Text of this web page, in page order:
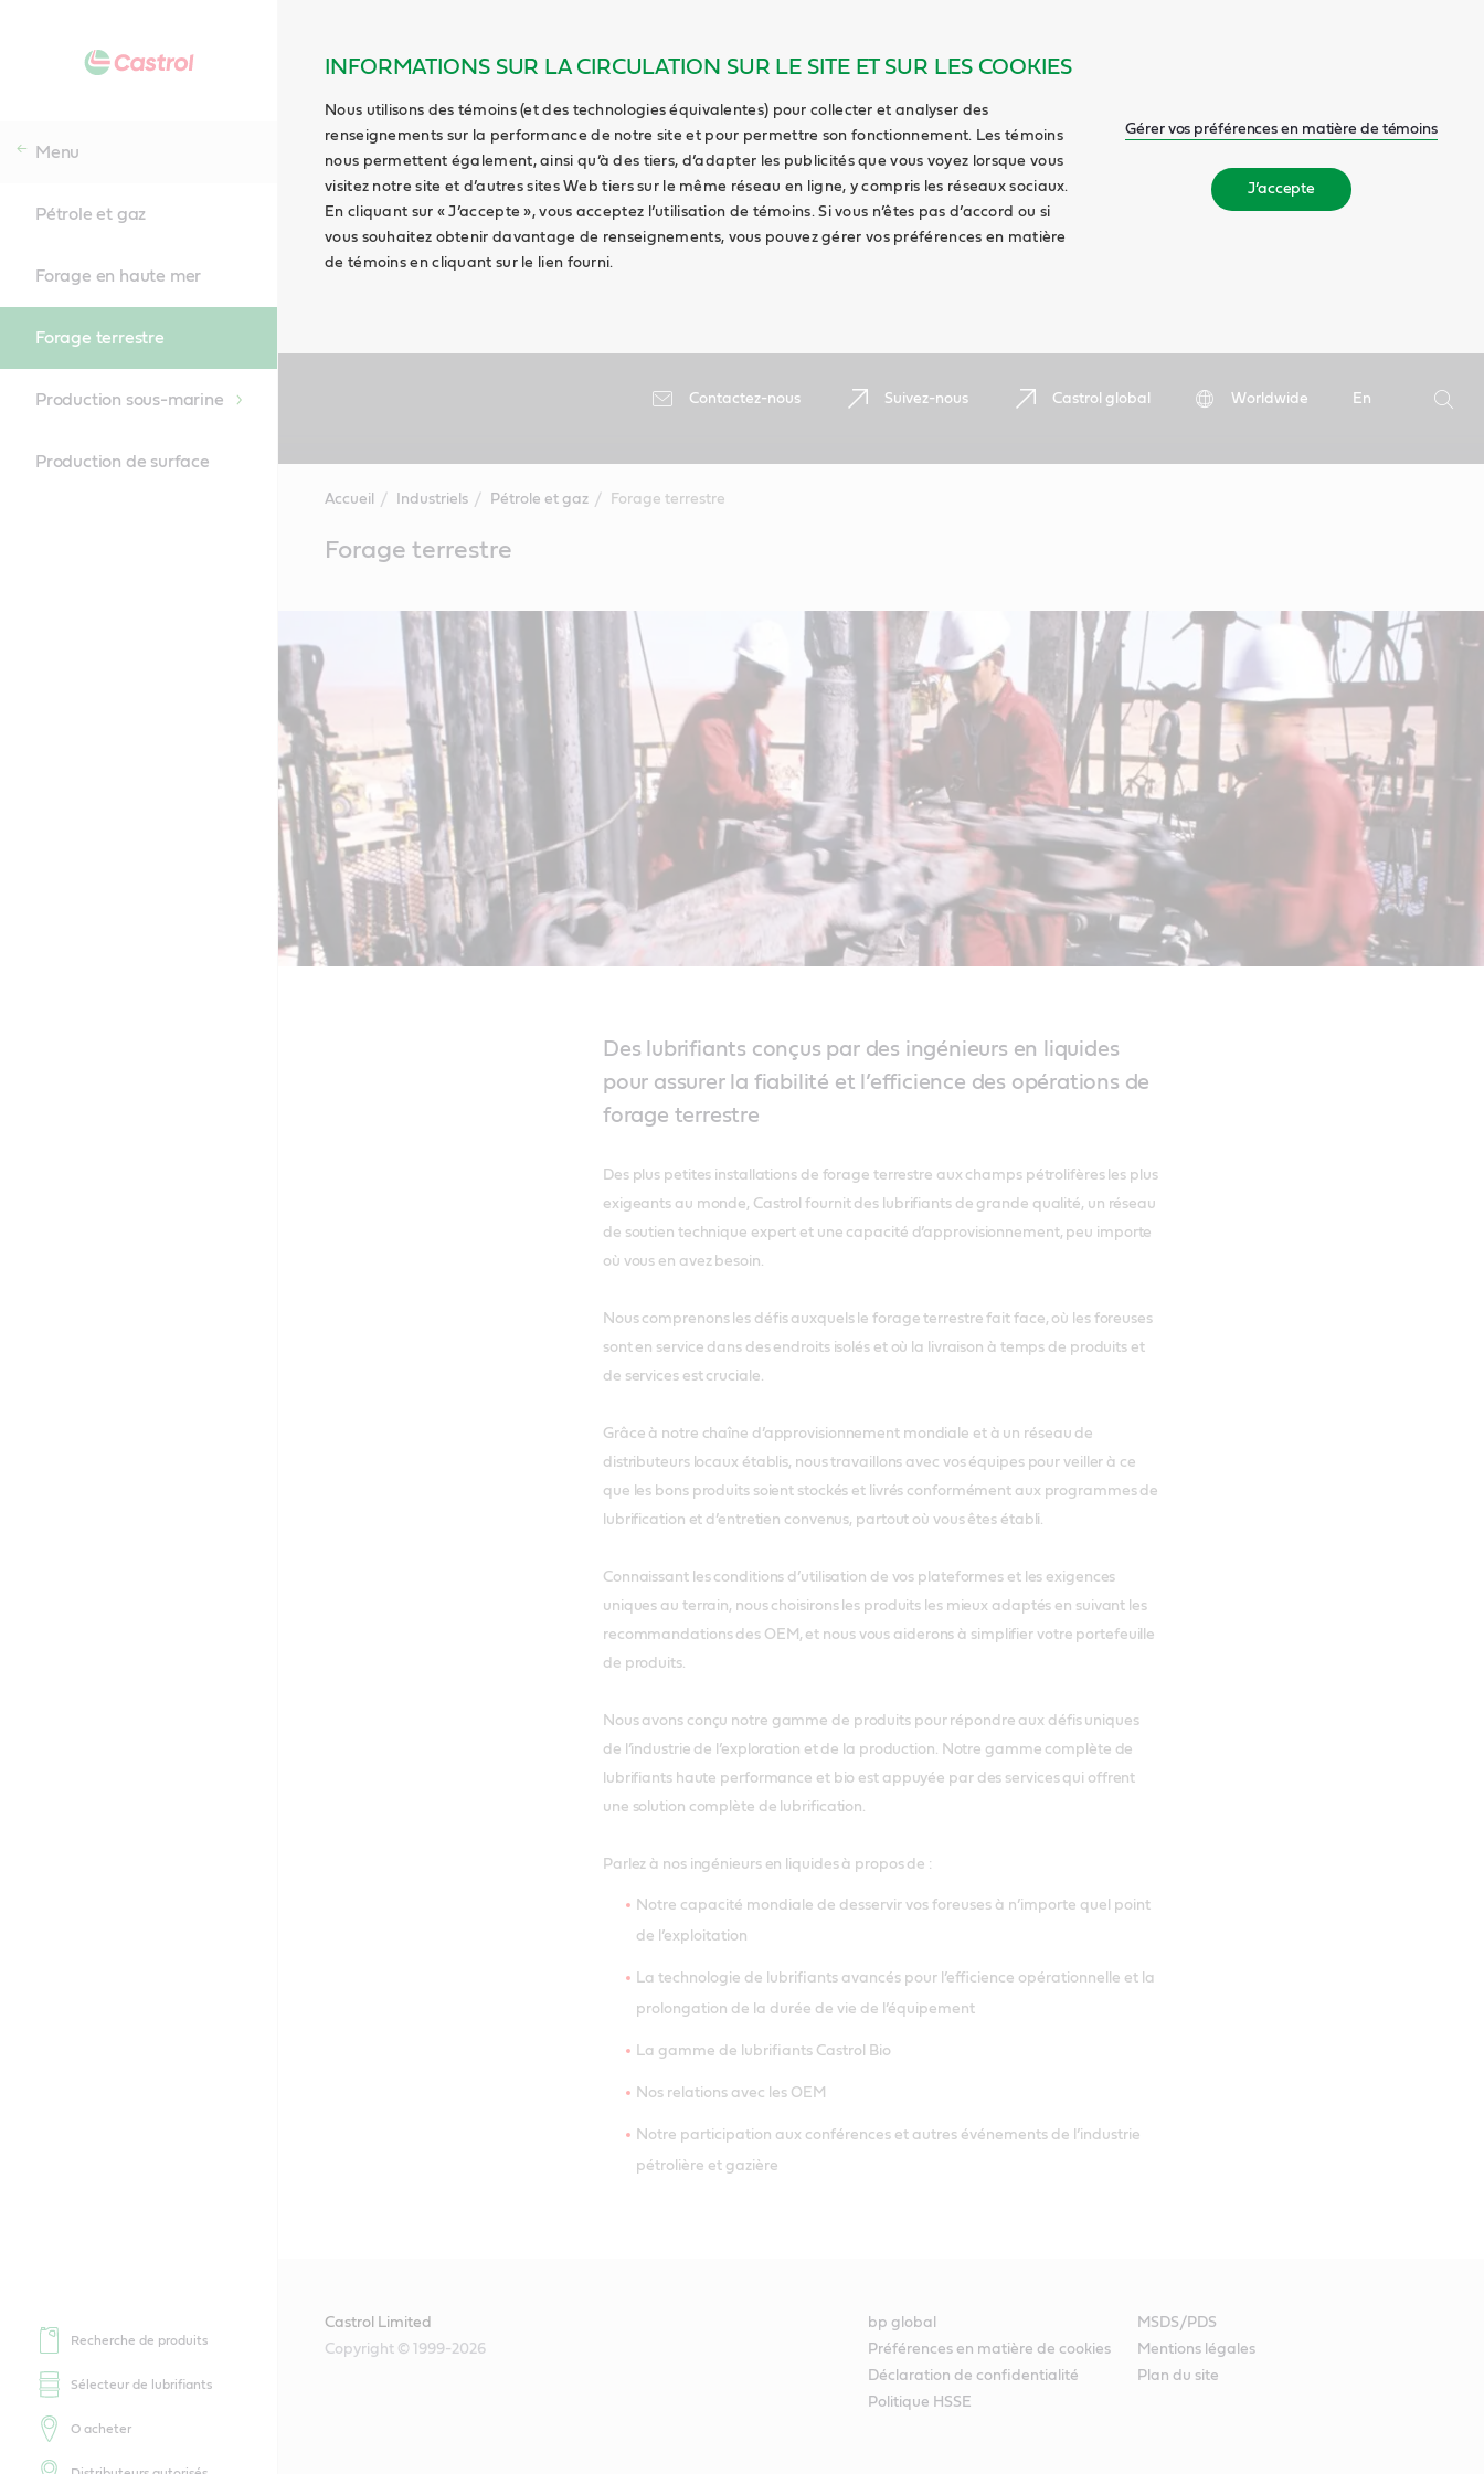
INFORMATIONS SUR LA CIRCULATION SUR LE SITE ET SUR LES COOKIES
Nous utilisons des témoins (et des technologies équivalentes) pour collecter et analyser des
renseignements sur la performance de notre site et pour permettre son fonctionnement. Les témoins
nous permettent également, ainsi qu’à des tiers, d’adapter les publicités que vous voyez lorsque vous
visitez notre site et d’autres sites Web tiers sur le même réseau en ligne, y compris les réseaux sociaux.
En cliquant sur « J’accepte », vous acceptez l’utilisation de témoins. Si vous n’êtes pas d’accord ou si
vous souhaitez obtenir davantage de renseignements, vous pouvez gérer vos préférences en matière
de témoins en cliquant sur le lien fourni.
Gérer vos préférences en matière de témoins
J’accepte
Contactez-nous Suivez-nous Castrol global Worldwide
En
Menu
Pétrole et gaz
Forage en haute mer
Forage terrestre
Production sous-marine
Production de surface
Recherche de produits
Sélecteur de lubrifiants
O acheter
Accueil Industriels Pétrole et gaz Forage terrestre
ContentForage terrestre
Des lubrifiants conçus par des ingénieurs en liquides
pour assurer la fiabilité et l’efficience des opérations de
forage terrestre
Des plus petites installations de forage terrestre aux champs pétrolifères les plus
exigeants au monde, Castrol fournit des lubrifiants de grande qualité, un réseau
de soutien technique expert et une capacité d’approvisionnement, peu importe
où vous en avez besoin.
Nous comprenons les défis auxquels le forage terrestre fait face, où les foreuses
sont en service dans des endroits isolés et où la livraison à temps de produits et
de services est cruciale.
Grâce à notre chaîne d’approvisionnement mondiale et à un réseau de
distributeurs locaux établis, nous travaillons avec vos équipes pour veiller à ce
que les bons produits soient stockés et livrés conformément aux programmes de
lubrification et d’entretien convenus, partout où vous êtes établi.
Connaissant les conditions d’utilisation de vos plateformes et les exigences
uniques au terrain, nous choisirons les produits les mieux adaptés en suivant les
recommandations des OEM, et nous vous aiderons à simplifier votre portefeuille
de produits.
Nous avons conçu notre gamme de produits pour répondre aux défis uniques
de l’industrie de l’exploration et de la production. Notre gamme complète de
lubrifiants haute performance et bio est appuyée par des services qui offrent
une solution complète de lubrification.
Parlez à nos ingénieurs en liquides à propos de :
Notre capacité mondiale de desservir vos foreuses à n’importe quel point
de l’exploitation
La technologie de lubrifiants avancés pour l’efficience opérationnelle et la
prolongation de la durée de vie de l’équipement
La gamme de lubrifiants Castrol Bio
Nos relations avec les OEM
Notre participation aux conférences et autres événements de l’industrie
pétrolière et gazière
Castrol Limited
Copyright © 1999-2026
bp global
MSDS/PDS
Préférences en matière de cookies
Mentions légales
Déclaration de confidentialité
Plan du site
Politique HSSE